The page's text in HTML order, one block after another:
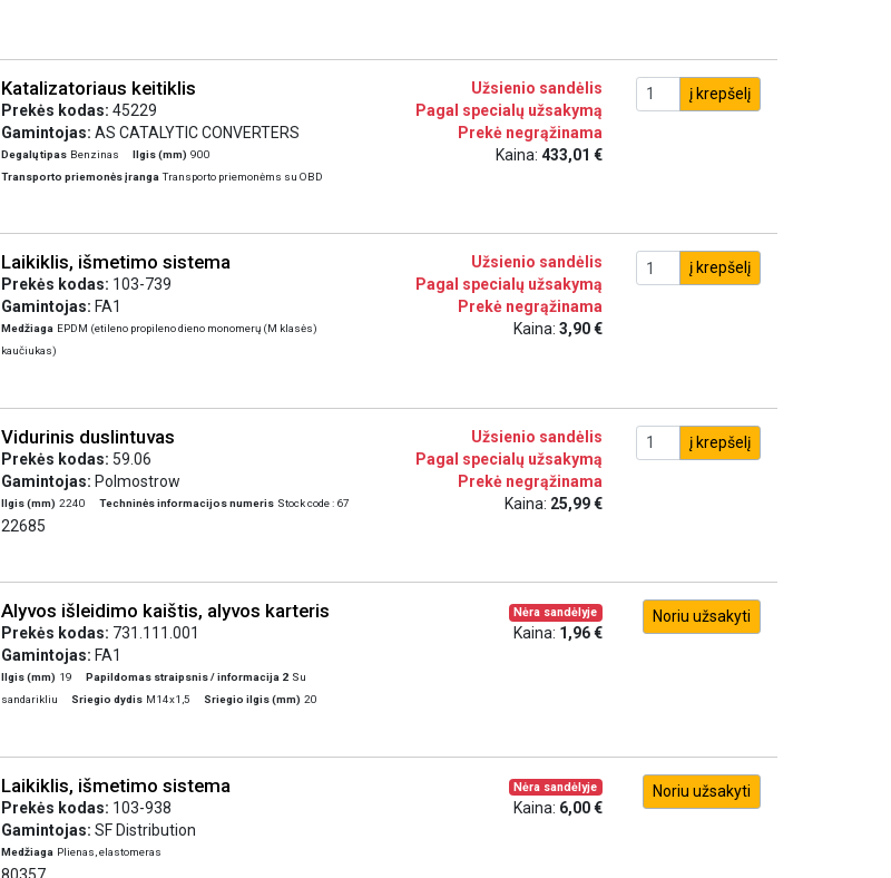
Katalizatoriaus keitiklis
Prekės kodas: 45229
Gamintojas: AS CATALYTIC CONVERTERS
Degalų tipas Benzinas Ilgis (mm) 900
Transporto priemonės įranga Transporto priemonėms su OBD
Užsienio sandėlis
Pagal specialų užsakymą
Prekė negrąžinama
Kaina: 433,01 €
į krepšelį
Laikiklis, išmetimo sistema
Prekės kodas: 103-739
Gamintojas: FA1
Medžiaga EPDM (etileno propileno dieno monomerų (M klasės)
kaučiukas)
Užsienio sandėlis
Pagal specialų užsakymą
Prekė negrąžinama
Kaina: 3,90 €
į krepšelį
Vidurinis duslintuvas
Prekės kodas: 59.06
Gamintojas: Polmostrow
Ilgis (mm) 2240 Techninės informacijos numeris Stock code : 67
22685
Užsienio sandėlis
Pagal specialų užsakymą
Prekė negrąžinama
Kaina: 25,99 €
į krepšelį
Alyvos išleidimo kaištis, alyvos karteris
Prekės kodas: 731.111.001
Gamintojas: FA1
Ilgis (mm) 19 Papildomas straipsnis / informacija 2 Su
sandarikliu
Sriegio dydis M14x1,5 Sriegio ilgis (mm) 20
Nėra sandėlyje
Kaina: 1,96 €
Noriu užsakyti
Laikiklis, išmetimo sistema
Prekės kodas: 103-938
Gamintojas: SF Distribution
Medžiaga Plienas, elastomeras
80357
Nėra sandėlyje
Kaina: 6,00 €
Noriu užsakyti